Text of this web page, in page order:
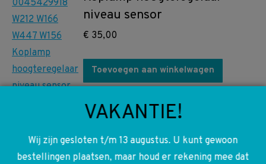
niveau sensor
€ 35,00
Toevoegen aan winkelwagen
A2118350264 2118350264
W164 W166 W169 W211 W219
W245 W251 W447 W461 W463
VAKANTIE!
Wij zijn gesloten t/m 13 augustus. U kunt gewoon
bestellingen plaatsen, maar houd er rekening mee dat